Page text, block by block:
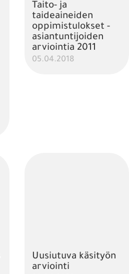
Taito- ja
taideaineiden
oppimistulokset -
asiantuntijoiden
arviointia 2011
05.04.2018
Uusiutuva käsityön
arviointi